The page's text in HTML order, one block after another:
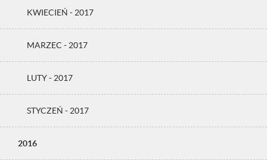
KWIECIEŃ - 2017
MARZEC - 2017
LUTY - 2017
STYCZEŃ - 2017
2016